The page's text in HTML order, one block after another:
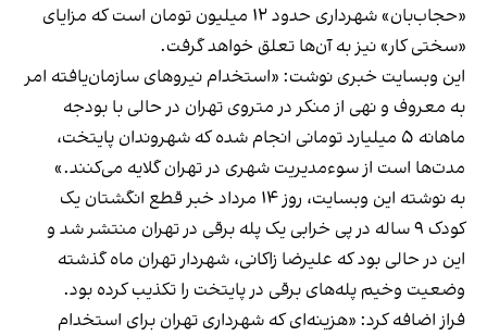
«حجاب‌بان» شهرداری حدود ۱۲ میلیون تومان است که مزایای
«سختی کار» نیز به آن‌ها تعلق خواهد گرفت.
این وبسایت خبری نوشت: «استخدام نیروهای سازمان‌یافته امر
به معروف و نهی از منکر در متروی تهران در حالی با بودجه
ماهانه ۵ میلیارد تومانی انجام شده که شهروندان پایتخت،
مدت‌ها است از سوءمدیریت شهری در تهران گلایه می‌کنند.»
به نوشته این وبسایت، روز ۱۴ مرداد خبر قطع انگشتان یک
کودک ۹ ساله در پی خرابی یک پله برقی در تهران منتشر شد و
این در حالی بود که علیرضا زاکانی، شهردار تهران ماه گذشته
وضعیت وخیم پله‌های برقی در پایتخت را تکذیب کرده بود.
فراز اضافه کرد: «هزینه‌‌ای که شهرداری تهران برای استخدام